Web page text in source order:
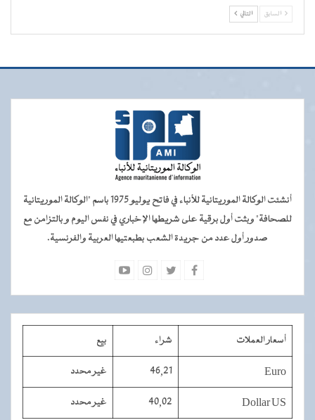
السابق التالي
أنشئت الوكالة الموريتانية للأنباء في فاتح يوليو 1975 باسم "الوكالة الموريتانية
للصحافة" وبثت أول برقية على شريطها الإخباري في نفس اليوم و بالتزامن مع
صدور أول عدد من جريدة الشعب بطبعتيها العربية والفرنسية.
أسعار العملات شراء بيع
Euro
46,21 غير محدد
Dollar US
40,02 غير محدد